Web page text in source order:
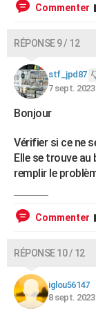
Commenter
RÉPONSE 9 / 12
stf_jpd87
7 sept. 2023
Bonjour
Vérifier si ce ne
Elle se trouve
remplir le
Commenter
RÉPONSE 10 / 12
iglou56147
8 sept. 2023